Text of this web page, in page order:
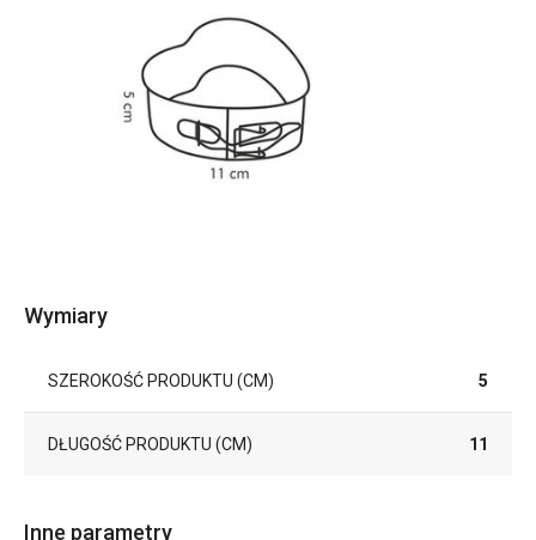
Wymiary
SZEROKOŚĆ PRODUKTU (CM) 5
DŁUGOŚĆ PRODUKTU (CM) 11
Inne parametry